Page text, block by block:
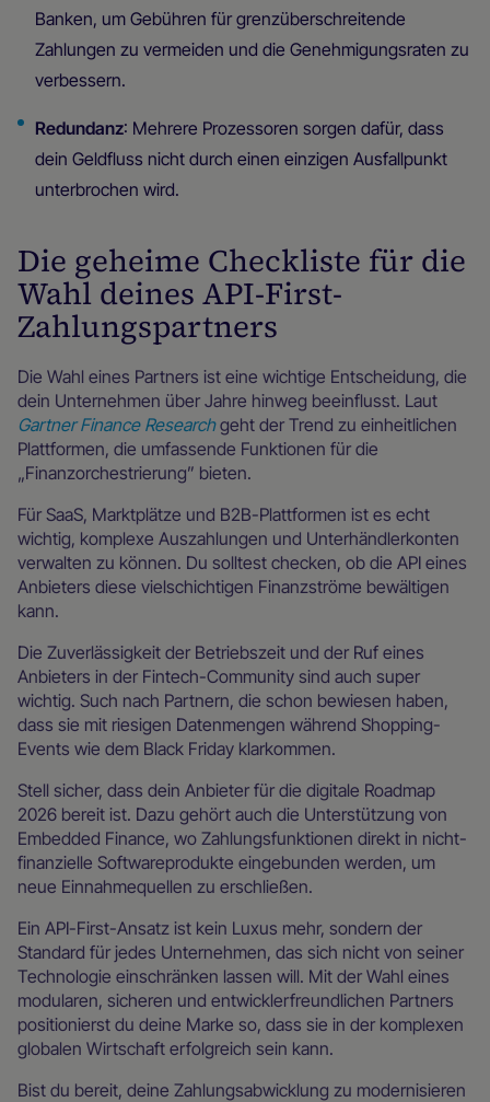
Banken, um Gebühren für grenzüberschreitende
Zahlungen zu vermeiden und die Genehmigungsraten zu
verbessern.
Redundanz: Mehrere Prozessoren sorgen dafür, dass
dein Geldfluss nicht durch einen einzigen Ausfallpunkt
unterbrochen wird.
Die geheime Checkliste für die
Wahl deines API-First-
Zahlungspartners
Die Wahl eines Partners ist eine wichtige Entscheidung, die
dein Unternehmen über Jahre hinweg beeinflusst. Laut
Gartner Finance Researchgeht der Trend zu einheitlichen
Plattformen, die umfassende Funktionen für die
„Finanzorchestrierung” bieten.
Für SaaS, Marktplätze und B2B-Plattformen ist es echt
wichtig, komplexe Auszahlungen und Unterhändlerkonten
verwalten zu können. Du solltest checken, ob die API eines
Anbieters diese vielschichtigen Finanzströme bewältigen
kann.
Die Zuverlässigkeit der Betriebszeit und der Ruf eines
Anbieters in der Fintech-Community sind auch super
wichtig. Such nach Partnern, die schon bewiesen haben,
dass sie mit riesigen Datenmengen während Shopping-
Events wie dem Black Friday klarkommen.
Stell sicher, dass dein Anbieter für die digitale Roadmap
2026 bereit ist. Dazu gehört auch die Unterstützung von
Embedded Finance, wo Zahlungsfunktionen direkt in nicht-
finanzielle Softwareprodukte eingebunden werden, um
neue Einnahmequellen zu erschließen.
Ein API-First-Ansatz ist kein Luxus mehr, sondern der
Standard für jedes Unternehmen, das sich nicht von seiner
Technologie einschränken lassen will. Mit der Wahl eines
modularen, sicheren und entwicklerfreundlichen Partners
positionierst du deine Marke so, dass sie in der komplexen
globalen Wirtschaft erfolgreich sein kann.
Bist du bereit, deine Zahlungsabwicklung zu modernisieren